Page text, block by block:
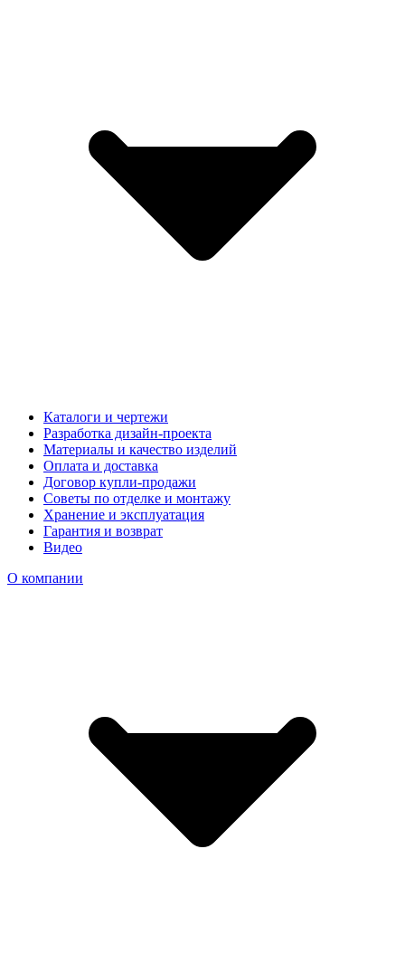
Каталоги и чертежи
Разработка дизайн-проекта
Материалы и качество изделий
Оплата и доставка
Договор купли-продажи
Советы по отделке и монтажу
Хранение и эксплуатация
Гарантия и возврат
Видео
О компании